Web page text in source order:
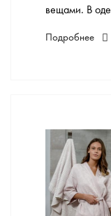
вещами. В
Подробнее